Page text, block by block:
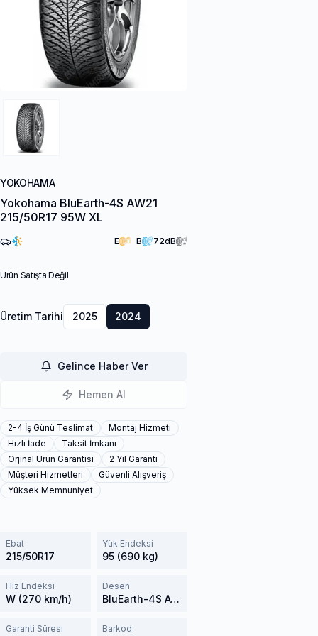
YOKOHAMA
Yokohama BluEarth-4S AW21
215/50R17 95W XL
E B 72dB
Ürün Satışta Değil
Üretim Tarihi 2025 2024
Gelince Haber Ver
Hemen Al
2-4 İş Günü Teslimat
Montaj Hizmeti
Hızlı İade
Taksit İmkanı
Orjinal Ürün Garantisi
2 Yıl Garanti
Müşteri Hizmetleri
Güvenli Alışveriş
Yüksek Memnuniyet
Ebat
215/50R17
Yük Endeksi
95 (690 kg)
Hız Endeksi
W (270 km/h)
Desen
BluEarth-4S AW21
Garanti Süresi Barkod